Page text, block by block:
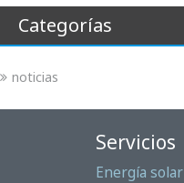
Categorías
noticias
Servicios
Energía solar